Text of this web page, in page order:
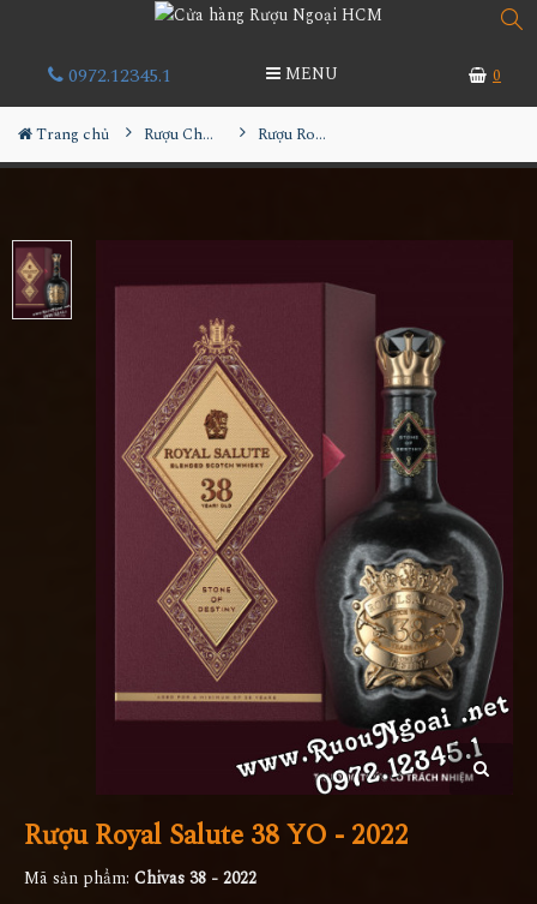
0972.12345.1 MENU 0
Trang chủ Rượu Chivas Rượu Royal Salute 38 YO - 2022
Rượu Royal Salute 38 YO - 2022
Mã sản phẩm: Chivas 38 - 2022